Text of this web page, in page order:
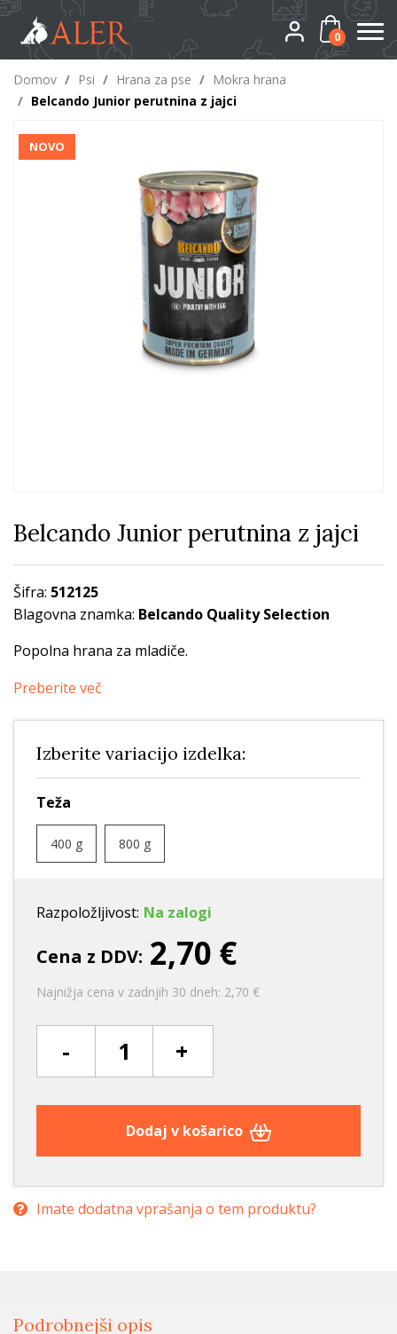
0
Domov / Psi / Hrana za pse / Mokra hrana
/ Belcando Junior perutnina z jajci
NOVO
Belcando Junior perutnina z jajci
Šifra: 512125
Blagovna znamka: Belcando Quality Selection
Popolna hrana za mladiče.
Preberite več
Izberite variacijo izdelka:
Teža
400 g 800 g
Razpoložljivost: Na zalogi
Cena z DDV: 2,70 €
Najnižja cena v zadnjih 30 dneh: 2,70 €
- +
Dodaj v košarico
Imate dodatna vprašanja o tem produktu?
Podrobnejši opis